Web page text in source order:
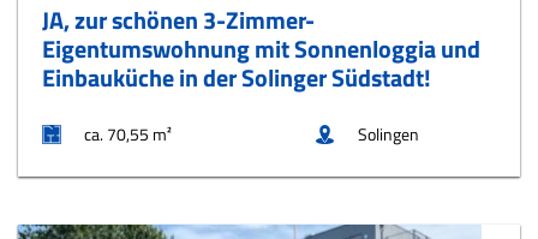
JA, zur schönen 3-Zimmer-
Eigentumswohnung mit Sonnenloggia und
Einbauküche in der Solinger Südstadt!
ca. 70,55 m² Solingen